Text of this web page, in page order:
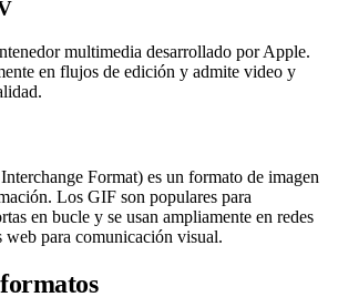
multimedia desarrollado por Apple.
en flujos de edición y admite video y
Format) es un formato de imagen
Los GIF son populares para
en bucle y se usan ampliamente en redes
web para comunicación visual.